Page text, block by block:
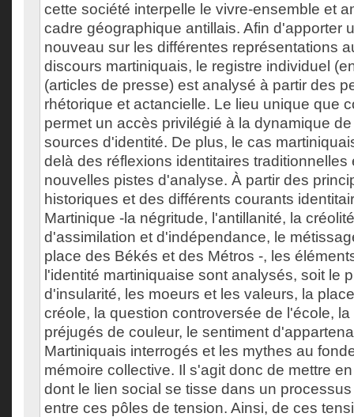
cette société interpelle le vivre-ensemble et
cadre géographique antillais. Afin d'apporter
nouveau sur les différentes représentations
discours martiniquais, le registre individuel
(articles de presse) est analysé à partir des
rhétorique et actancielle. Le lieu unique que
permet un accès privilégié à la dynamique
sources d'identité. De plus, le cas
delà des réflexions identitaires traditionnelles
nouvelles pistes d'analyse. À partir des
historiques et des différents courants
Martinique -la négritude, l'antillanité, la
d'assimilation et d'indépendance, le
place des Békés et des Métros -, les
l'identité martiniquaise sont analysés, soit le
d'insularité, les moeurs et les valeurs, la
créole, la question controversée de l'école,
préjugés de couleur, le sentiment
Martiniquais interrogés et les mythes au
mémoire collective. Il s'agit donc de mettre
dont le lien social se tisse dans un
entre ces pôles de tension. Ainsi, de ces